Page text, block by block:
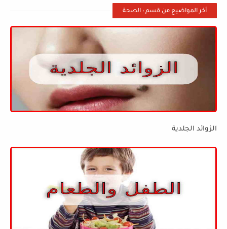
أخر المواضيع من قسم : الصحة
الزوائد الجلدية